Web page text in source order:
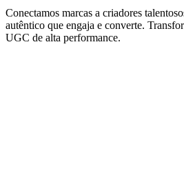
Conectamos marcas a criadores
autêntico que engaja e converte.
UGC de alta performance.